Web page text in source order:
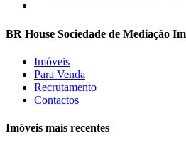
BR House Sociedade de Mediação
Imóveis
Para Venda
Recrutamento
Contactos
Imóveis mais recentes